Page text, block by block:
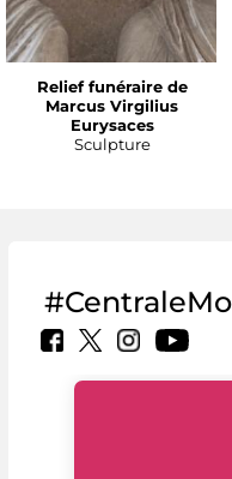
Relief funéraire de
Marcus Virgilius
Eurysaces
Sculpture